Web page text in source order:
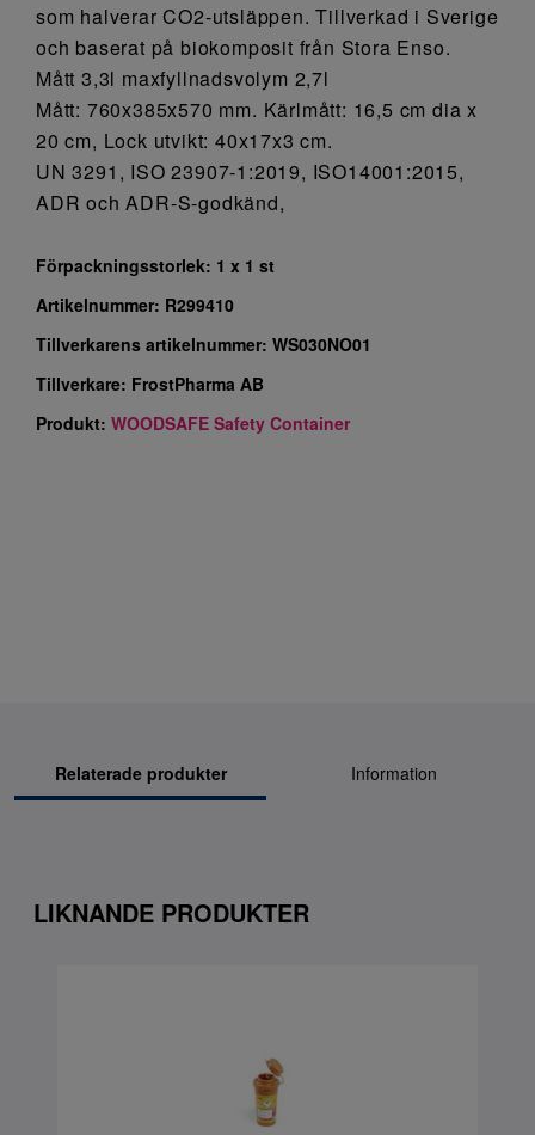
som halverar CO2-utsläppen. Tillverkad i Sverige
och baserat på biokomposit från Stora Enso.
Mått 3,3l maxfyllnadsvolym 2,7l
Mått: 760x385x570 mm. Kärlmått: 16,5 cm dia x
20 cm, Lock utvikt: 40x17x3 cm.
UN 3291, ISO 23907-1:2019, ISO14001:2015,
ADR och ADR-S-godkänd,
Förpackningsstorlek: 1 x 1 st
Artikelnummer: R299410
Tillverkarens artikelnummer: WS030NO01
Tillverkare: FrostPharma AB
Produkt: WOODSAFE Safety Container
Relaterade produkter Information
LIKNANDE PRODUKTER